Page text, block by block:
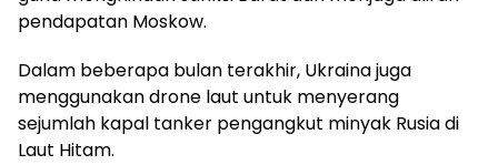
pendapatan Moskow.
Dalam beberapa bulan terakhir, Ukraina juga
menggunakan drone laut untuk menyerang
sejumlah kapal tanker pengangkut minyak Rusia di
Laut Hitam.